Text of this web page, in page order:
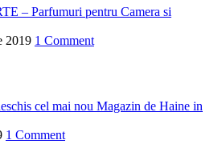
– Parfumuri pentru Camera si
2019 1 Comment
cel mai nou Magazin de Haine in
1 Comment